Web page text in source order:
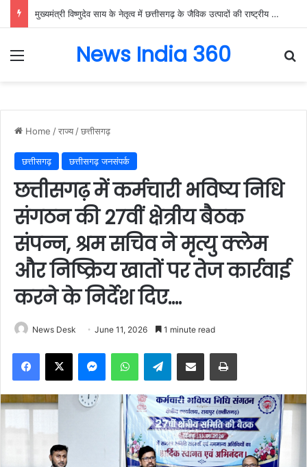
मुख्यमंत्री विष्णुदेव साय के नेतृत्व में छत्तीसगढ़ के जैविक उत्पादों की राष्ट्रीय मंच पर गूंज, बायोफैच इंडिया-2026 में गौरेला-पेंड्रा-मरवाही के विष्णुभोग चावल और केवची के प्राकृतिक शहद ने बटोरी सराहना….
Menu News India 360
Home /राज्य /छत्तीसगढ़
छत्तीसगढ़ छत्तीसगढ़ जनसंपर्क
छत्तीसगढ़ में कर्मचारी भविष्य निधि
संगठन की 27वीं क्षेत्रीय बैठक
संपन्न, श्रम सचिव ने मृत्यु क्लेम
और निष्क्रिय खातों पर तेज कार्रवाई
करने के निर्देश दिए….
News Desk June 11, 2026 1 minute read
Facebook
X MessengerWhatsAppTelegramShare via Email Print